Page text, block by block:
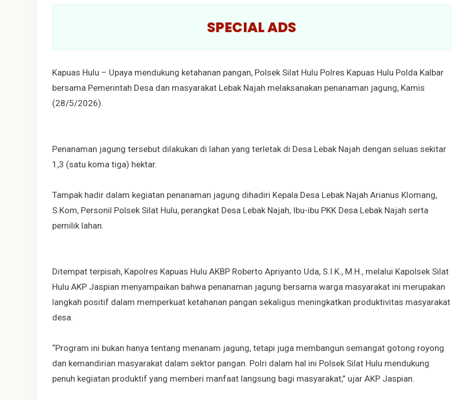
SPECIAL ADS
Kapuas Hulu – Upaya mendukung ketahanan pangan, Polsek Silat Hulu Polres Kapuas Hulu Polda Kalbar
bersama Pemerintah Desa dan masyarakat Lebak Najah melaksanakan penanaman jagung, Kamis
(28/5/2026).
Penanaman jagung tersebut dilakukan di lahan yang terletak di Desa Lebak Najah dengan seluas sekitar
1,3 (satu koma tiga) hektar.
Tampak hadir dalam kegiatan penanaman jagung dihadiri Kepala Desa Lebak Najah Arianus Klomang,
S.Kom, Personil Polsek Silat Hulu, perangkat Desa Lebak Najah, Ibu-ibu PKK Desa Lebak Najah serta
pemilik lahan.
Ditempat terpisah, Kapolres Kapuas Hulu AKBP Roberto Apriyanto Uda, S.I.K., M.H., melalui Kapolsek Silat
Hulu AKP Jaspian menyampaikan bahwa penanaman jagung bersama warga masyarakat ini merupakan
langkah positif dalam memperkuat ketahanan pangan sekaligus meningkatkan produktivitas masyarakat
desa.
“Program ini bukan hanya tentang menanam jagung, tetapi juga membangun semangat gotong royong
dan kemandirian masyarakat dalam sektor pangan. Polri dalam hal ini Polsek Silat Hulu mendukung
penuh kegiatan produktif yang memberi manfaat langsung bagi masyarakat,” ujar AKP Jaspian.